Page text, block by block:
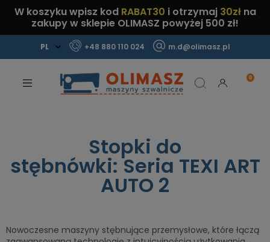
W koszyku wpisz kod RABAT30 i otrzymaj 30złna
zakupy w sklepie OLIMASZ powyżej 500 zł!
+48 880 110 024 m.d@olimasz.pl
Sprawdź!
Stopki do
stębnówki: Seria TEXI ART
AUTO 2
Nowoczesne maszyny stębnujące przemysłowe, które łączą